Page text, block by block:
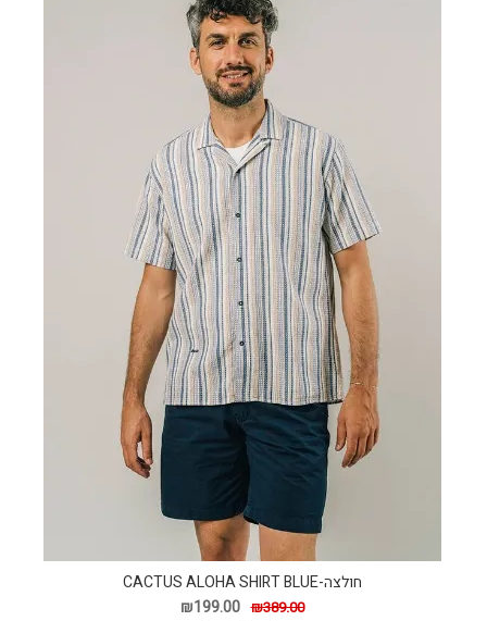
חולצה-CACTUS ALOHA SHIRT BLUE
₪389.00
₪199.00